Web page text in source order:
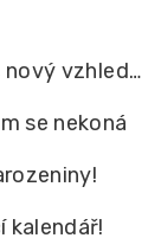
nový vzhled…
se nekoná
kalendář!